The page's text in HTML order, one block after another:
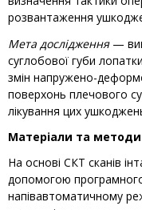
розвантаження
Мета дослідження—
суглобової губи
змі­н напружено-
поверхонь плечового
лікування цих
Матеріали та методи
На основі СКТ сканів
допомогою
напівавтоматичному